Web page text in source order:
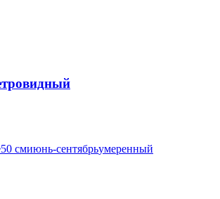
50 смиюнь-сентябрьумеренный